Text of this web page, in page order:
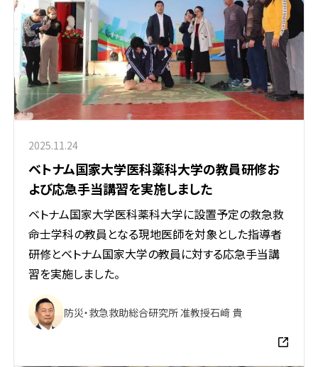
2025.11.24
ベトナム国家大学医科薬科大学の教員研修お
よび応急手当講習を実施しました
ベトナム国家⼤学医科薬科⼤学に設置予定の救急救
命⼠学科の教員となる現地医師を対象とした指導者
研修とベトナム国家⼤学の教員に対する応急⼿当講
習を実施しました。
防災・救急救助総合研究所 准教授石﨑 貴